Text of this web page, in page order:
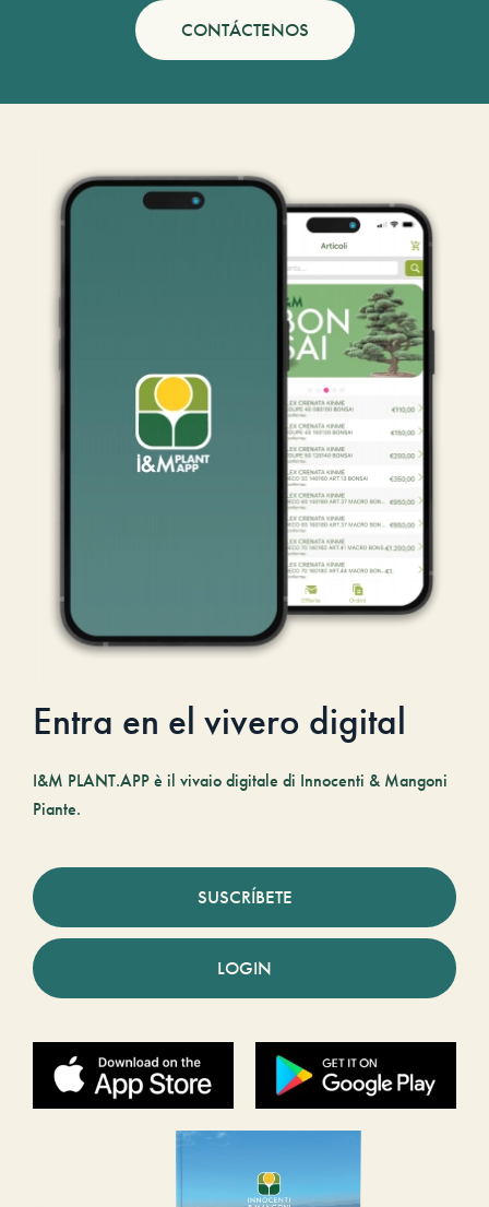
CONTÁCTENOS
Entra en el vivero digital
I&M PLANT.APP è il vivaio digitale di Innocenti & Mangoni
Piante.
SUSCRÍBETE
LOGIN